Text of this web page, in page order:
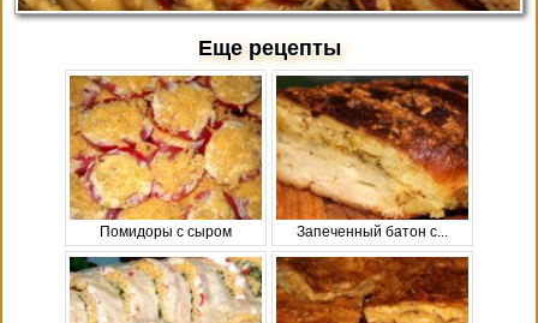
Еще рецепты
Помидоры с сыром Запеченный батон с...